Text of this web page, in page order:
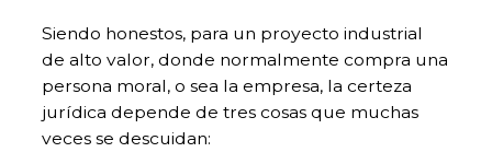
Siendo honestos, para un proyecto industrial
de alto valor, donde normalmente compra una
persona moral, o sea la empresa, la certeza
jurídica depende de tres cosas que muchas
veces se descuidan: